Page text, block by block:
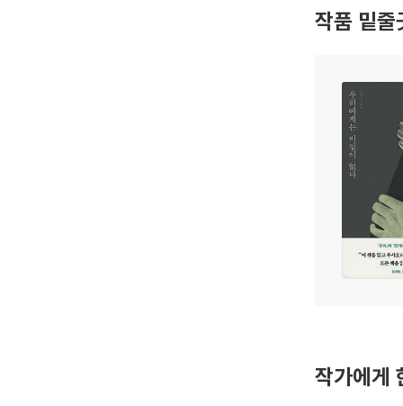
작품 밑줄
작가에게